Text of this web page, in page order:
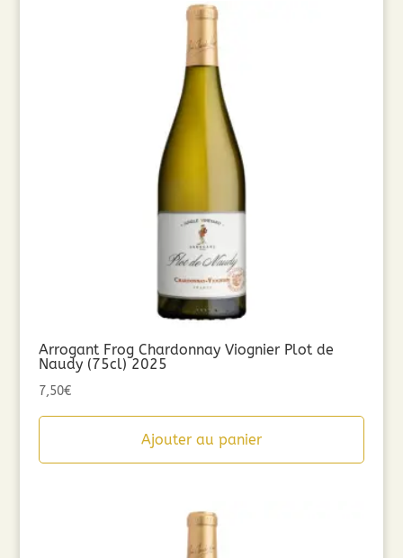
Arrogant Frog Chardonnay Viognier Plot de
Naudy (75cl) 2025
7,50€
Ajouter au panier